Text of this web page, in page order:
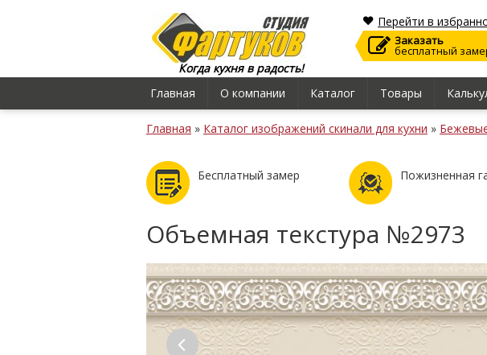
Когда кухня в радость!
Перейти в
Заказать
бесплатный
Главная О компании Каталог Товары
Главная » Каталог изображений скинали для кухни »
Бесплатный замер Пожизненная
Объемная текстура №2973